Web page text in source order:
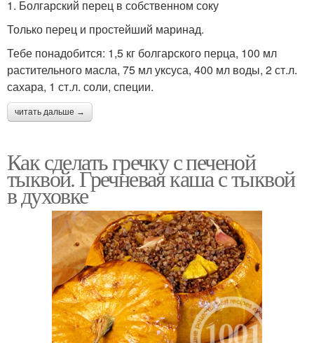
1. Болгарский перец в собственном соку
Только перец и простейший маринад.
Тебе понадобится: 1,5 кг болгарского перца, 100 мл
растительного масла, 75 мл уксуса, 400 мл воды, 2 ст.л.
сахара, 1 ст.л. соли, специи.
читать дальше →
Как сделать гречку с печеной
тыквой. Гречневая каша с тыквой
в духовке